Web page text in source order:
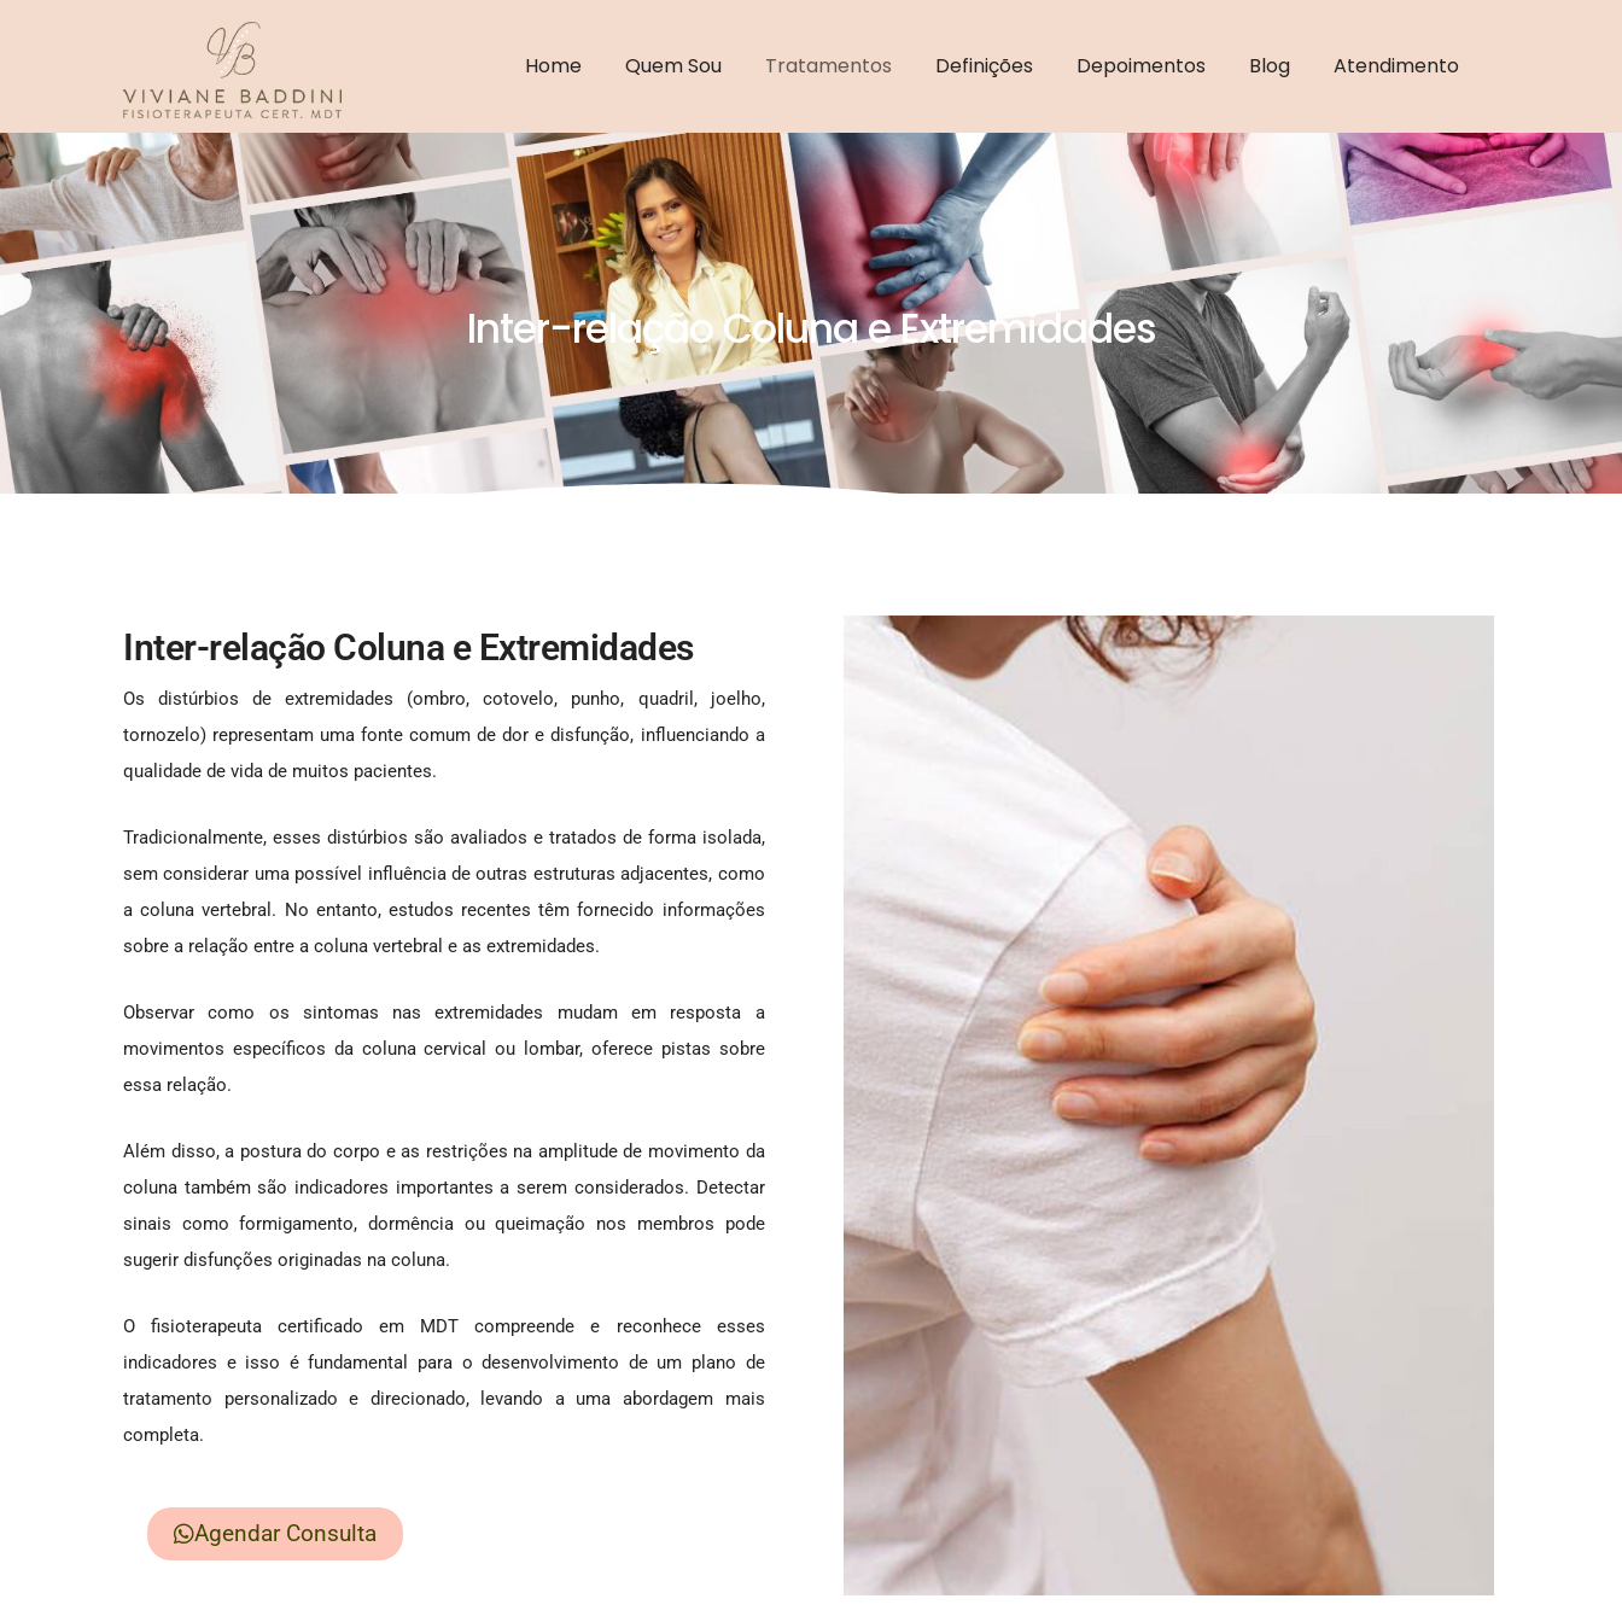
Home Quem Sou Tratamentos Definições Depoimentos Blog Atendimento
Inter-relação Coluna e Extremidades
Inter-relação Coluna e Extremidades
Os distúrbios de extremidades (ombro, cotovelo, punho, quadril, joelho,
tornozelo) representam uma fonte comum de dor e disfunção, influenciando a
qualidade de vida de muitos pacientes.
Tradicionalmente, esses distúrbios são avaliados e tratados de forma isolada,
sem considerar uma possível influência de outras estruturas adjacentes, como
a coluna vertebral. No entanto, estudos recentes têm fornecido informações
sobre a relação entre a coluna vertebral e as extremidades.
Observar como os sintomas nas extremidades mudam em resposta a
movimentos específicos da coluna cervical ou lombar, oferece pistas sobre
essa relação.
Além disso, a postura do corpo e as restrições na amplitude de movimento da
coluna também são indicadores importantes a serem considerados. Detectar
sinais como formigamento, dormência ou queimação nos membros pode
sugerir disfunções originadas na coluna.
O fisioterapeuta certificado em MDT compreende e reconhece esses
indicadores e isso é fundamental para o desenvolvimento de um plano de
tratamento personalizado e direcionado, levando a uma abordagem mais
completa.
Agendar Consulta